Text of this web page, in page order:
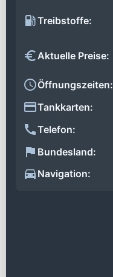
Treibstoffe:
Aktuelle Preise:
Öffnungszeiten:
Tankkarten:
Telefon:
Bundesland:
Navigation: